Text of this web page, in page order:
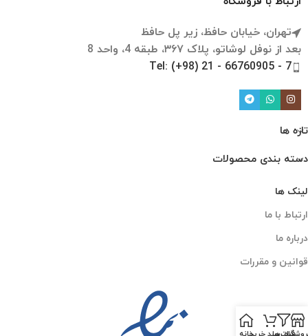
تهران، خیابان حافظ، زیر پل حافظ
بعد از نوفل لوشاتو، پلاک ۳۶۷، طبقه 4، واحد 8
Tel: (+98) 21 - 66760905 - 7
تازه ها
دسته بندی محصولات
لینک ها
ارتباط با ما
درباره ما
قوانین و مقررات